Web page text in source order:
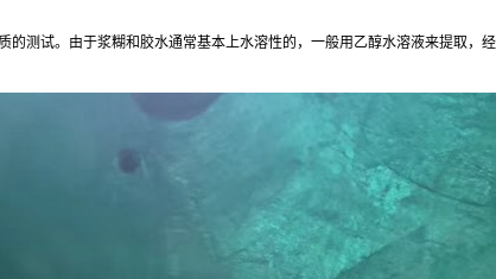
测试。由于浆糊和胶水通常基本上水溶性的，一般用乙醇水溶液来提取，